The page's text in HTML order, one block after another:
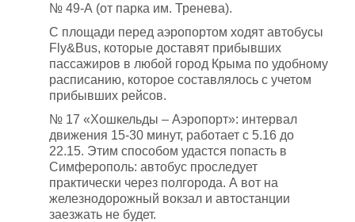
№ 49-А (от парка им. Тренева).
С площади перед аэропортом ходят автобусы
Fly&Bus, которые доставят прибывших
пассажиров в любой город Крыма по удобному
расписанию, которое составлялось с учетом
прибывших рейсов.
№ 17 «Хошкельды – Аэропорт»: интервал
движения 15-30 минут, работает с 5.16 до
22.15. Этим способом удастся попасть в
Симферополь: автобус проследует
практически через полгорода. А вот на
железнодорожный вокзал и автостанции
заезжать не будет.